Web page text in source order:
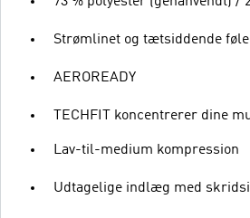
Strømlinet og tætsiddende
AEROREADY
TECHFIT koncentrerer dine
Lav-til-medium kompression
Udtagelige indlæg med